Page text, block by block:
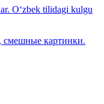
O‘zbek tilidagi kulgu
смешные картинки.